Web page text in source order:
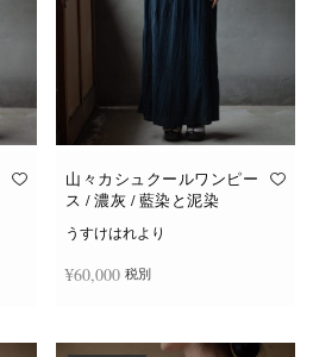
山々カシュクールワンピー
ス / 濃灰 / 藍染と泥染
うすけはれより
¥60,000 税別